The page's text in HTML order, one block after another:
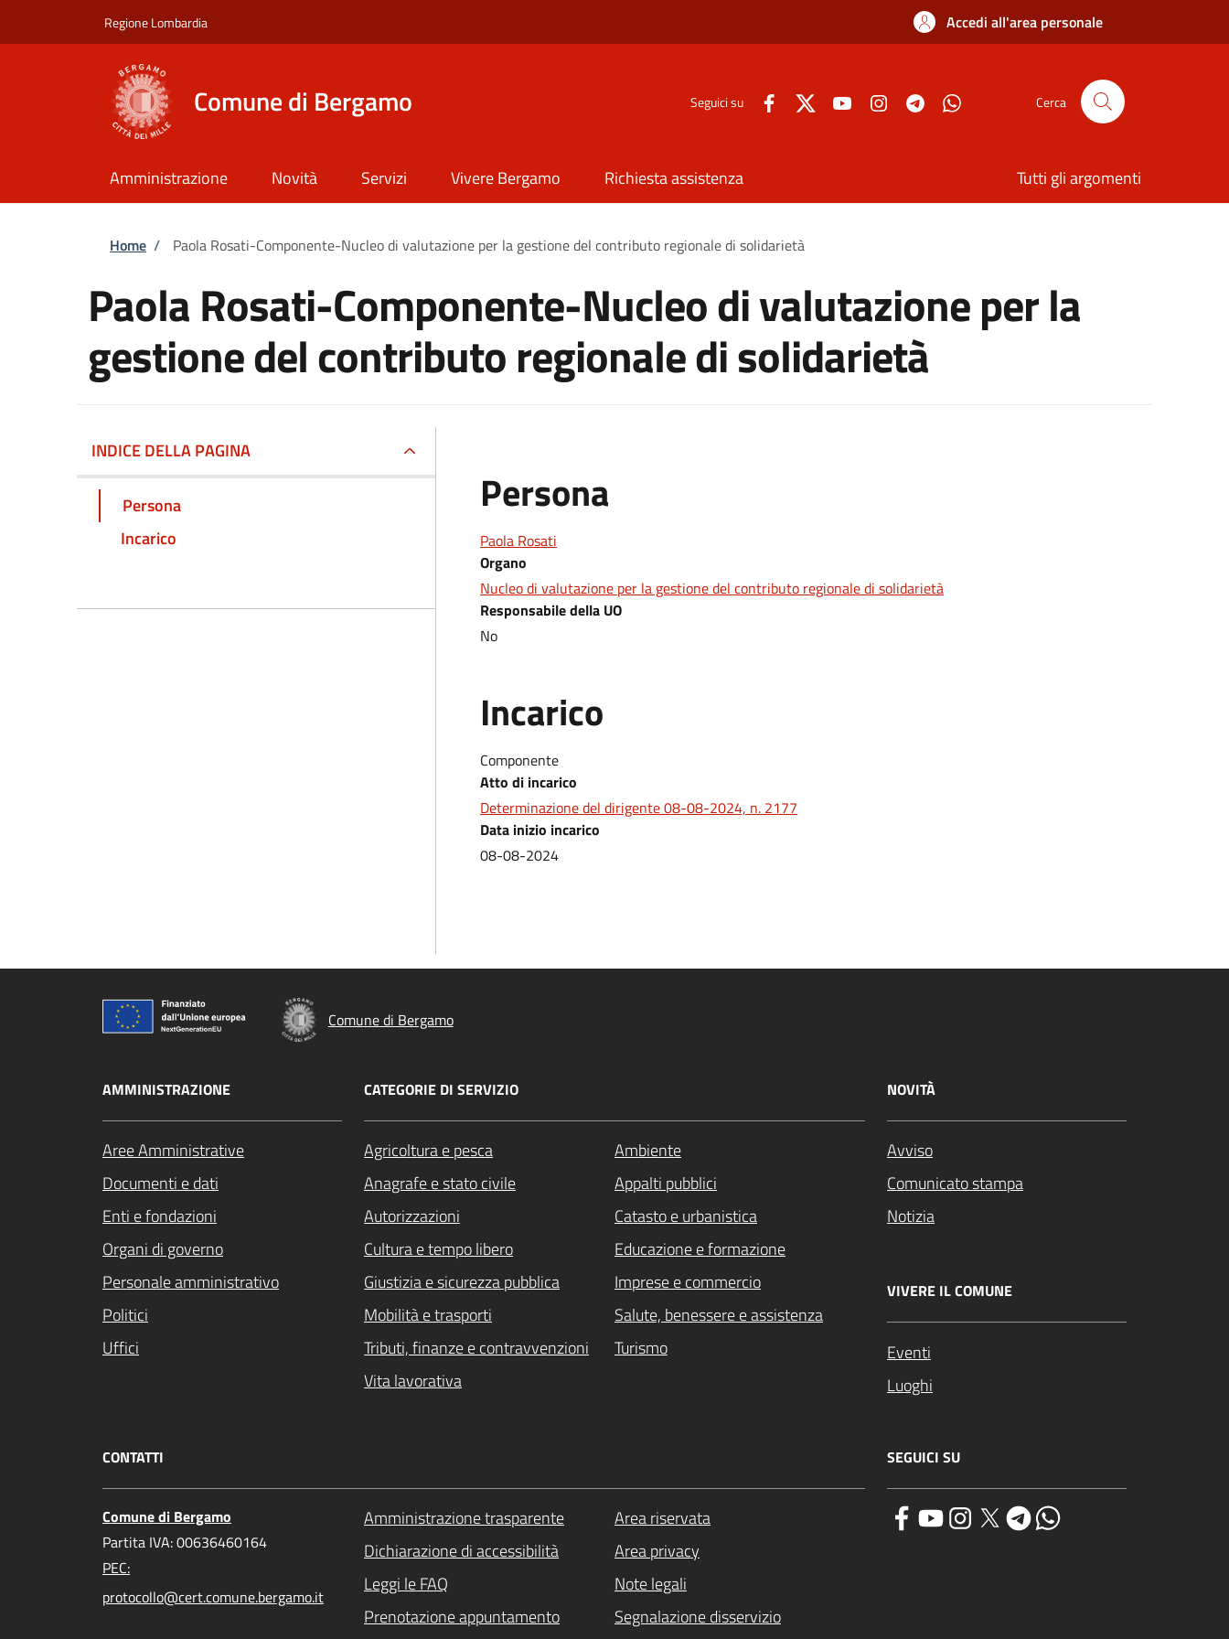
Regione Lombardia Accedi all'area personale
Comune di Bergamo Seguici su Cerca
Amministrazione Novità Servizi Vivere Bergamo Richiesta assistenza Tutti gli argomenti
Briciole di pane
Home / Paola Rosati-Componente-Nucleo di valutazione per la gestione del contributo regionale di solidarietà
Paola Rosati-Componente-Nucleo di valutazione per la
gestione del contributo regionale di solidarietà
INDICE DELLA PAGINA
Persona
Incarico
Persona
Paola Rosati
Organo
Nucleo di valutazione per la gestione del contributo regionale di solidarietà
Responsabile della UO
No
Incarico
Componente
Atto di incarico
Determinazione del dirigente 08-08-2024, n. 2177
Data inizio incarico
08-08-2024
Comune di Bergamo
AMMINISTRAZIONE
Aree Amministrative
Documenti e dati
Enti e fondazioni
Organi di governo
Personale amministrativo
Politici
Uffici
CATEGORIE DI SERVIZIO
Agricoltura e pesca
Ambiente
Anagrafe e stato civile
Appalti pubblici
Autorizzazioni
Catasto e urbanistica
Cultura e tempo libero
Educazione e formazione
Giustizia e sicurezza pubblica
Imprese e commercio
Mobilità e trasporti
Salute, benessere e assistenza
Tributi, finanze e contravvenzioni
Turismo
Vita lavorativa
NOVITÀ
Avviso
Comunicato stampa
Notizia
VIVERE IL COMUNE
Eventi
Luoghi
CONTATTI
Comune di Bergamo
Partita IVA: 00636460164
PEC:
protocollo@cert.comune.bergamo.it
Amministrazione trasparente
Area riservata
Dichiarazione di accessibilità
Area privacy
Leggi le FAQ
Note legali
Prenotazione appuntamento
Segnalazione disservizio
SEGUICI SU